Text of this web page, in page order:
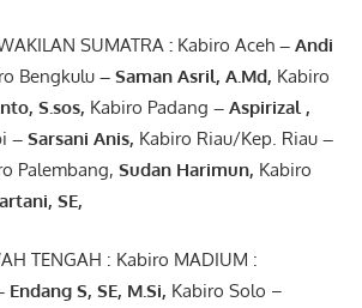
SUMATRA :Kabiro Aceh– Andi
Bengkulu– Saman Asril, A.Md, Kabiro
, S.sos, Kabiro Padang – Aspirizal ,
– Sarsani Anis, Kabiro Riau/Kep. Riau–
Palembang, Sudan Harimun, Kabiro
SE,
TENGAH : Kabiro MADIUM :
EndangS, SE, M.Si, Kabiro Solo –